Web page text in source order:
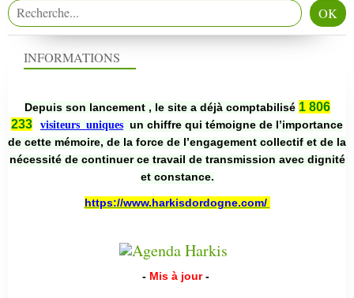
INFORMATIONS
Depuis son lancement , le site a déjà comptabilisé 1 806
233
visiteurs uniques un chiffre qui témoigne de l’importance
de cette mémoire, de la force de l’engagement collectif et de la
nécessité de continuer ce travail de transmission avec dignité
et constance.
https://www.harkisdordogne.com/
- Mis à jour -